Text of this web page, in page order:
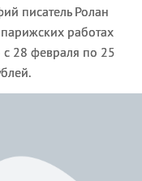
писатель Ролан
работах
28 февраля по 25